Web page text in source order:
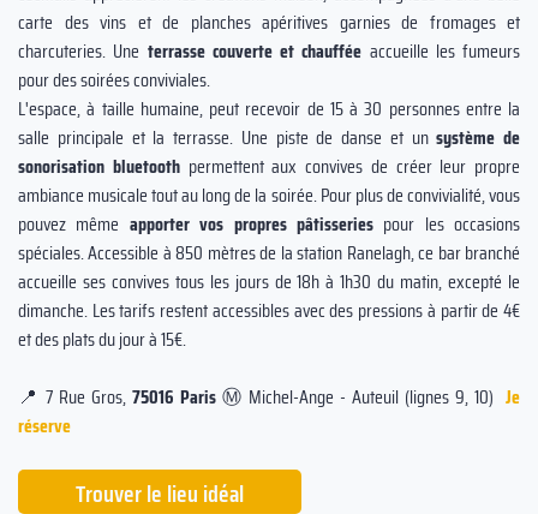
carte des vins et de planches apéritives garnies de fromages et
charcuteries. Une terrasse couverte et chauffée accueille les fumeurs
pour des soirées conviviales.
L'espace, à taille humaine, peut recevoir de 15 à 30 personnes entre la
salle principale et la terrasse. Une piste de danse et unsystème de
sonorisation bluetooth permettent aux convives de créer leur propre
ambiance musicale tout au long de la soirée. Pour plus de convivialité, vous
pouvez même apporter vos propres pâtisseries pour les occasions
spéciales. Accessible à 850 mètres de la station Ranelagh, ce bar branché
accueille ses convives tous les jours de 18h à 1h30 du matin, excepté le
dimanche. Les tarifs restent accessibles avec des pressions à partir de 4€
et des plats du jour à 15€.
📍 7 Rue Gros, 75016 ParisⓂ️ Michel-Ange - Auteuil (lignes 9, 10) Je
réserve
Trouver le lieu idéal